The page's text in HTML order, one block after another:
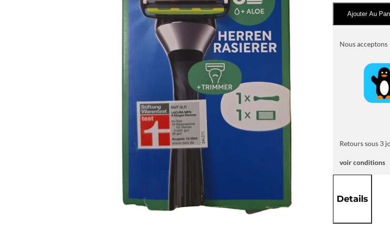
Rasoir
LACURA
Ajouter Au
Nous acceptons
Retours sous 3
voir conditions
Details